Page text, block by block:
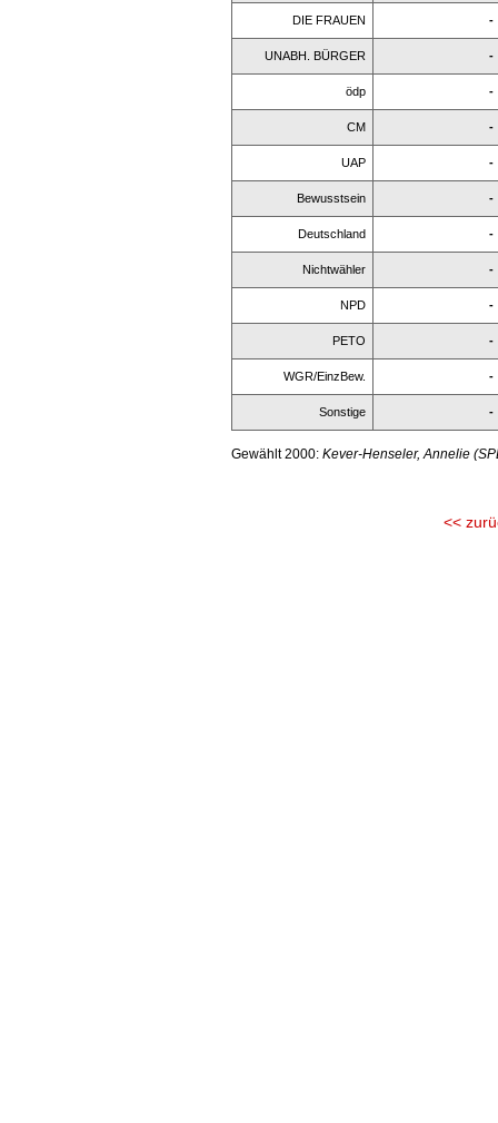
DIE FRAUEN -
UNABH. BÜRGER -
ödp -
CM -
UAP -
Bewusstsein -
Deutschland -
Nichtwähler -
NPD -
PETO -
WGR/EinzBew. -
Sonstige -
Gewählt 2000:Kever-Henseler, Annelie
<<